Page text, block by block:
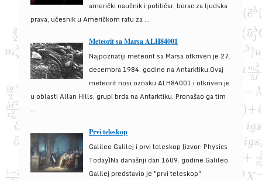
američki naučnik i političar, borac za ljudska
prava, učesnik u Američkom ratu za ...
Meteorit sa Marsa ALH84001
Najpoznatiji meteorit sa Marsa otkriven je 27.
decembra 1984. godine na Antarktiku.Ovaj
meteorit nosi oznaku ALH84001 i otkriven je
u oblasti Allan Hills, grupi brda na Antarktiku. Pronašao ga tim
...
Prvi teleskop
Galileo Galilej i prvi teleskop (izvor: Physics
Today)Na današnji dan 1609. godine Galileo
Galilej predstavio je "prvi teleskop"